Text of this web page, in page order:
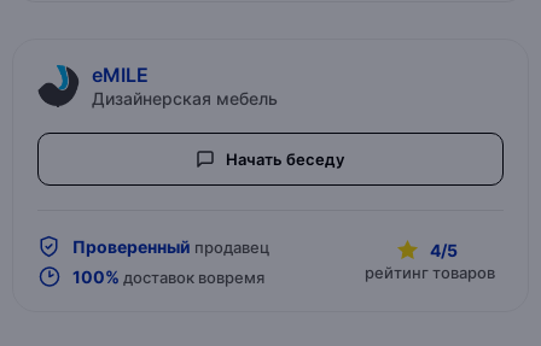
eMILE
Дизайнерская мебель
Начать беседу
Проверенный продавец
100% доставок вовремя
4/5
рейтинг товаров